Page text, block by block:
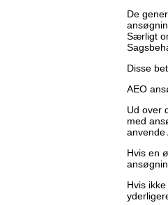
De
Særligt
Disse
AEO
Ud over
med
anvende
Hvis en
Hvis